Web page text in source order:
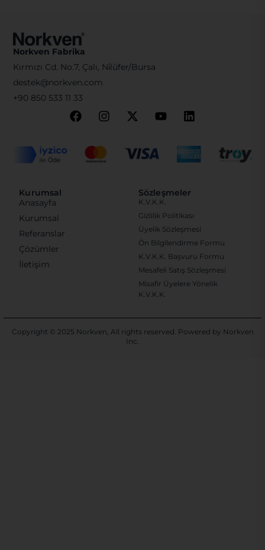
Norkven Fabrika
Kırmızı Cd. No.7, Çalı, Ni̇lüfer/Bursa
destek@norkven.com
+90 850 533 11 33
Kurumsal
Anasayfa
Kurumsal
Referanslar
Çözümler
İletişim
Sözleşmeler
K.V.K.K.
Gizlilik Politikası
Üyelik Sözleşmesi
Ön Bilgilendirme Formu
K.V.K.K. Başvuru Formu
Mesafeli Satış Sözleşmesi
Misafir Üyelere Yönelik
K.V.K.K.
Copyright © 2025 Norkven, All rights reserved. Powered by Norkven
Inc.